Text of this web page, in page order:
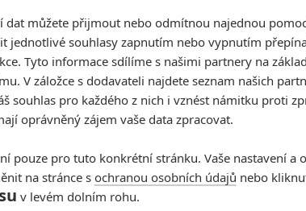
Cage vystupuje v akční novince plné
duchů a samurajů.
3
dat můžete přijmout nebo odmítnou najednou
jednotlivé souhlasy zapnutím nebo vypnutím
Tyto informace sdílíme s našimi partnery na
V záložce s dodavateli najdete seznam našich
souhlas pro každého z nich i vznést námitku proti
oprávněný zájem vaše data zpracovat.
pouze pro tuto konkrétní stránku. Vaše nastavení a
na stránce s ochranou osobních údajů nebo
v levém dolním rohu.